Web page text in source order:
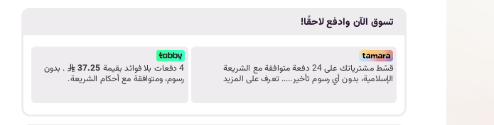
لي
تسوق الآن وادفع لاحقًا!
قسّط مشترياتك على 24 دفعة متوافقة مع الشريعة
الإسلامية، بدون أي رسوم تأخير..... تعرف على المزيد
4 دفعات بلا فوائد بقيمة 37.25
. بدون
رسوم، ومتوافقة مع أحكام الشريعة.